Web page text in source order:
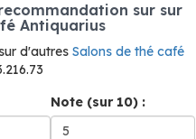
sur sur
Antiquarius
d'autres Salons de thé café
Note (sur 10) :